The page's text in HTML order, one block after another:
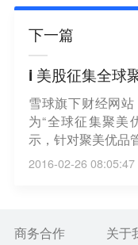
下一篇
i 美股征集全球
雪球旗下财经网
为“全球征集聚美
示，针对聚美优品
理公司可能采取
国发起针对聚美
的申诉和诉讼，
美管理层 7 美元
2016-02-26 08:05:47
商务合作 关于